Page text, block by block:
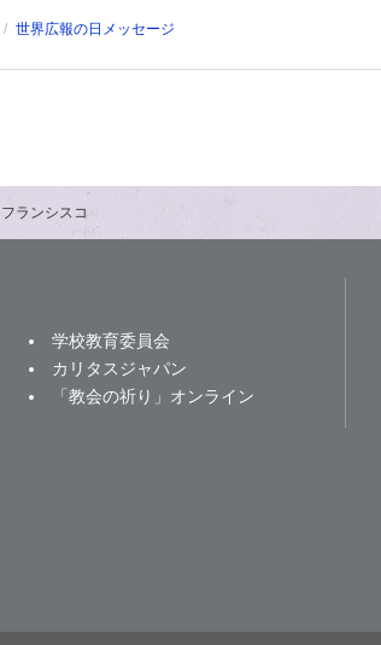
世界広報の日メッセージ
フランシスコ
学校教育委員会
カリタスジャパン
「教会の祈り」オンライン